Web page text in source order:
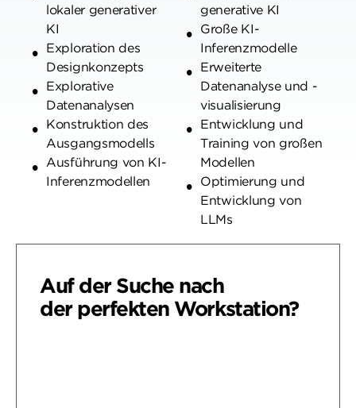
lokaler generativer
KI
Exploration des
Designkonzepts
Explorative
Datenanalysen
Konstruktion des
Ausgangsmodells
Ausführung von KI-
Inferenzmodellen
generative KI
Große KI-
Inferenzmodelle
Erweiterte
Datenanalyse und -
visualisierung
Entwicklung und
Training von großen
Modellen
Optimierung und
Entwicklung von
LLMs
Auf der Suche nach
der perfekten Workstation?